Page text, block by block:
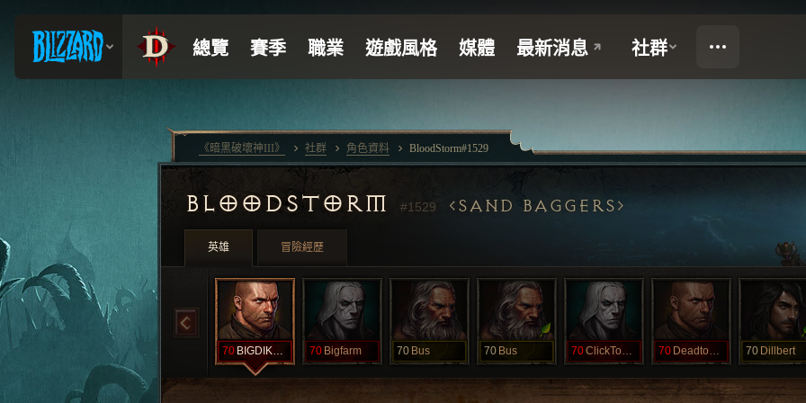
BLOODSTORM #1529 SAND BAGGERS
英雄 冒險經歷
70 BIGDIKRANDY 70 Bigfarm 70 Bus 70 Bus 70 ClickToWin 70 DeadtoDCcool 70 Dillbert
《暗黑破壞神III》 社群 角色資料 BloodStorm#1529